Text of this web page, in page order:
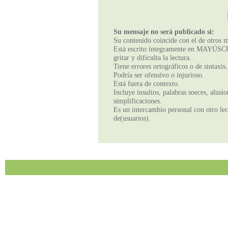
Su mensaje no será publicado si:
Su contenido coincide con el de otros
Está escrito íntegramente en
gritar y dificulta la lectura.
Tiene errores ortográficos o de sintaxis.
Podría ser ofensivo o injurioso.
Está fuera de contexto.
Incluye insultos, palabras soeces,
simplificaciones.
Es un intercambio personal con otro
de(usuarios).